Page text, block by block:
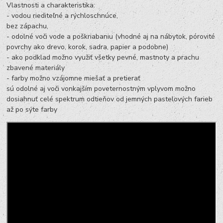
Vlastnosti a charakteristika:
- vodou riediteľné a rýchloschnúce,
bez zápachu,
- odolné voči vode a poškriabaniu (vhodné aj na nábytok, pórovité
povrchy ako drevo, korok, sadra, papier a podobne)
- ako podklad možno využiť všetky pevné, mastnoty a prachu
zbavené materiály
- farby možno vzájomne miešať a pretierať
sú odolné aj voči vonkajším poveternostným vplyvom možno
dosiahnuť celé spektrum odtieňov od jemných pastelových farieb
až po sýte farby